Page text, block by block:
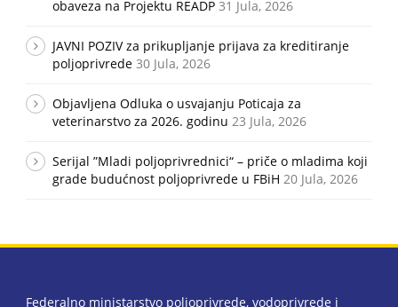
obaveza na Projektu READP 31 Jula, 2026
JAVNI POZIV za prikupljanje prijava za kreditiranje
poljoprivrede 30 Jula, 2026
Objavljena Odluka o usvajanju Poticaja za
veterinarstvo za 2026. godinu 23 Jula, 2026
Serijal ”Mladi poljoprivrednici“ – priče o mladima koji
grade budućnost poljoprivrede u FBiH 20 Jula, 2026
Federalno ministarstvo poljoprivrede, vodoprivrede i